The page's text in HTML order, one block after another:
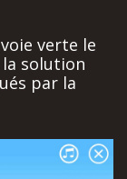
verte le
la solution
par la